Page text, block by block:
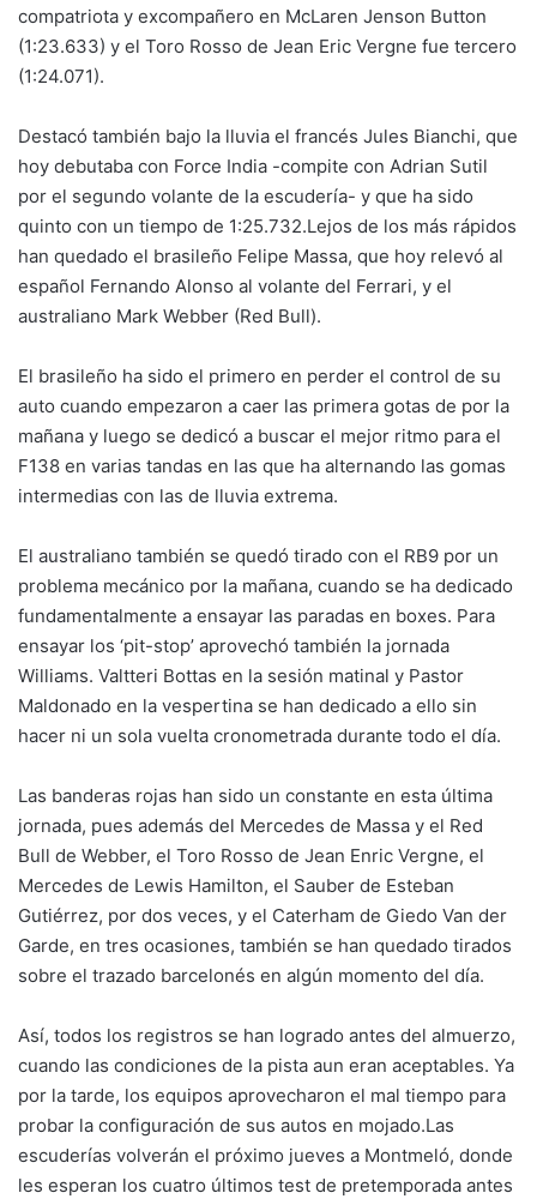
compatriota y excompañero en McLaren Jenson Button
(1:23.633) y el Toro Rosso de Jean Eric Vergne fue tercero
(1:24.071).
Destacó también bajo la lluvia el francés Jules Bianchi, que
hoy debutaba con Force India -compite con Adrian Sutil
por el segundo volante de la escudería- y que ha sido
quinto con un tiempo de 1:25.732.Lejos de los más rápidos
han quedado el brasileño Felipe Massa, que hoy relevó al
español Fernando Alonso al volante del Ferrari, y el
australiano Mark Webber (Red Bull).
El brasileño ha sido el primero en perder el control de su
auto cuando empezaron a caer las primera gotas de por la
mañana y luego se dedicó a buscar el mejor ritmo para el
F138 en varias tandas en las que ha alternando las gomas
intermedias con las de lluvia extrema.
El australiano también se quedó tirado con el RB9 por un
problema mecánico por la mañana, cuando se ha dedicado
fundamentalmente a ensayar las paradas en boxes. Para
ensayar los ‘pit-stop’ aprovechó también la jornada
Williams. Valtteri Bottas en la sesión matinal y Pastor
Maldonado en la vespertina se han dedicado a ello sin
hacer ni un sola vuelta cronometrada durante todo el día.
Las banderas rojas han sido un constante en esta última
jornada, pues además del Mercedes de Massa y el Red
Bull de Webber, el Toro Rosso de Jean Enric Vergne, el
Mercedes de Lewis Hamilton, el Sauber de Esteban
Gutiérrez, por dos veces, y el Caterham de Giedo Van der
Garde, en tres ocasiones, también se han quedado tirados
sobre el trazado barcelonés en algún momento del día.
Así, todos los registros se han logrado antes del almuerzo,
cuando las condiciones de la pista aun eran aceptables. Ya
por la tarde, los equipos aprovecharon el mal tiempo para
probar la configuración de sus autos en mojado.Las
escuderías volverán el próximo jueves a Montmeló, donde
les esperan los cuatro últimos test de pretemporada antes